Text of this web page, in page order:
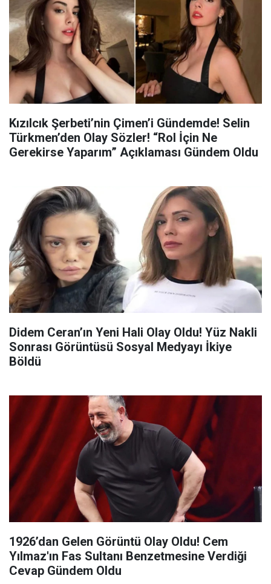
Kızılcık Şerbeti’nin Çimen’i Gündemde! Selin
Türkmen’den Olay Sözler! “Rol İçin Ne
Gerekirse Yaparım” Açıklaması Gündem Oldu
Didem Ceran’ın Yeni Hali Olay Oldu! Yüz Nakli
Sonrası Görüntüsü Sosyal Medyayı İkiye
Böldü
1926’dan Gelen Görüntü Olay Oldu! Cem
Yılmaz'ın Fas Sultanı Benzetmesine Verdiği
Cevap Gündem Oldu